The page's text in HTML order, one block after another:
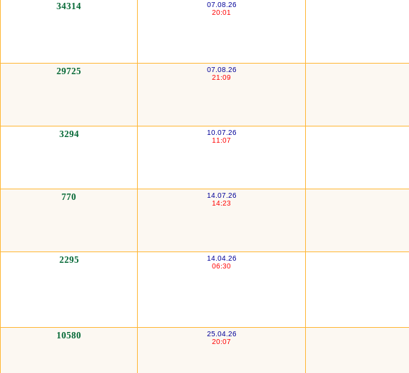
07.08.26
20:01
34314
07.08.26
21:09
29725
10.07.26
11:07
3294
14.07.26
14:23
770
14.04.26
06:30
2295
25.04.26
20:07
10580